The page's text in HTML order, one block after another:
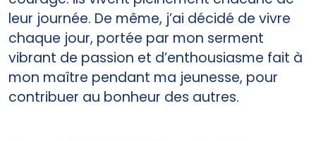
leur journée. De même, j’ai décidé de vivre
chaque jour, portée par mon serment
vibrant de passion et d’enthousiasme fait à
mon maître pendant ma jeunesse, pour
contribuer au bonheur des autres.